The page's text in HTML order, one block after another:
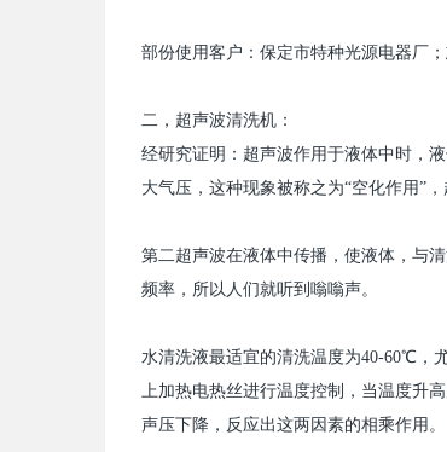
部份使用客户：保定市特种光源电器厂
二，超声波清洗机：
经研究证明：超声波作用于液体中时，
大气压，这种现象被称之为“空化作用”
第二超声波在液体中传播，使液体，与
频率，所以人们就听到嗡嗡声。
水清洗液最适宜的清洗温度为40-60℃，
上加热电热丝进行温度控制，当温度升
声压下降，反应出这两因素的相乘作用。